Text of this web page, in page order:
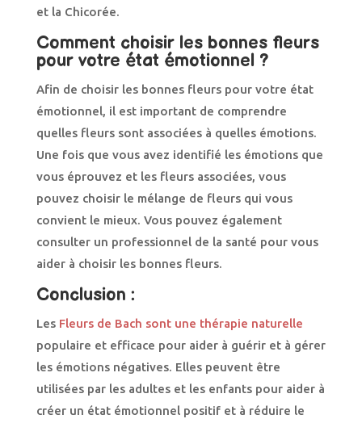
et la Chicorée.
Comment choisir les bonnes fleurs
pour votre état émotionnel ?
Afin de choisir les bonnes fleurs pour votre état
émotionnel, il est important de comprendre
quelles fleurs sont associées à quelles émotions.
Une fois que vous avez identifié les émotions que
vous éprouvez et les fleurs associées, vous
pouvez choisir le mélange de fleurs qui vous
convient le mieux. Vous pouvez également
consulter un professionnel de la santé pour vous
aider à choisir les bonnes fleurs.
Conclusion :
LesFleurs de Bach sont une thérapie naturelle
populaire et efficace pour aider à guérir et à gérer
les émotions négatives. Elles peuvent être
utilisées par les adultes et les enfants pour aider à
créer un état émotionnel positif et à réduire le